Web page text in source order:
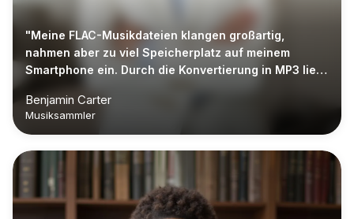
"Meine FLAC-Musikdateien klangen großartig,
nahmen aber zu viel Speicherplatz auf meinem
Smartphone ein. Durch die Konvertierung in MP3 ließ
Benjamin Carter
Musiksammler